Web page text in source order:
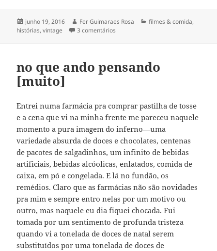
Publicado
em
junho 19, 2016 Autor
Fer Guimaraes Rosa Categorias
filmes & comida,
histórias,vintage 3 comentários
no que ando pensando
[muito]
Entrei numa farmácia pra comprar pastilha de tosse
e a cena que vi na minha frente me pareceu naquele
momento a pura imagem do inferno—uma
variedade absurda de doces e chocolates, centenas
de pacotes de salgadinhos, um infinito de bebidas
artificiais, bebidas alcóolicas, enlatados, comida de
caixa, em pó e congelada. E lá no fundão, os
remédios. Claro que as farmácias não são novidades
pra mim e sempre entro nelas por um motivo ou
outro, mas naquele eu dia fiquei chocada. Fui
tomada por um sentimento de profunda tristeza
quando vi a tonelada de doces de natal serem
substituídos por uma tonelada de doces de